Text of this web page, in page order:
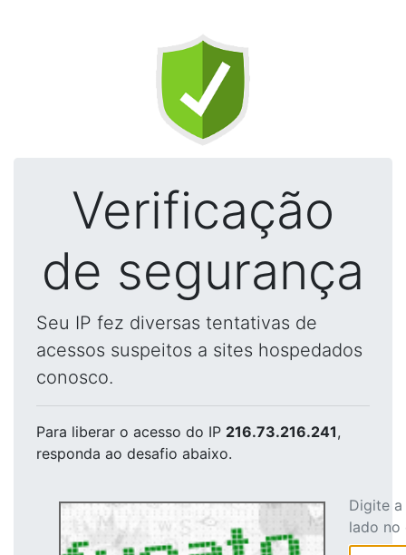
Verificação
de segurança
Seu IP fez diversas tentativas de
acessos suspeitos a sites hospedados
conosco.
Para liberar o acesso do IP 216.73.216.241,
responda ao desafio abaixo.
Digite
lado no